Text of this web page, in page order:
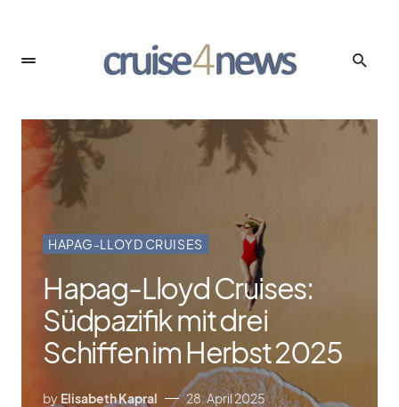
HAPAG-LLOYD CRUISES
Hapag-Lloyd Cruises:
Südpazifik mit drei
Schiffen im Herbst 2025
by Elisabeth Kapral 28. April 2025